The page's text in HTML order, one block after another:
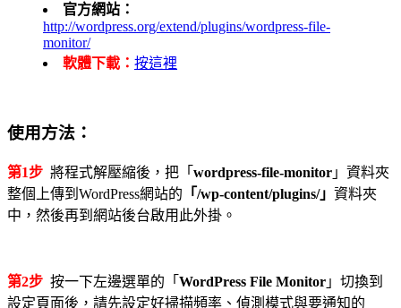
官方網站：
http://wordpress.org/extend/plugins/wordpress-file-
monitor/
軟體下載： 按這裡
使用方法：
第1步 將程式解壓縮後，把「 wordpress-file-monitor 」資料夾
整個上傳到WordPress網站的 「/wp-content/plugins/」 資料夾
中，然後再到網站後台啟用此外掛。
第2步 按一下左邊選單的「 WordPress File Monitor 」切換到
設定頁面後，請先設定好掃描頻率、偵測模式與要通知的